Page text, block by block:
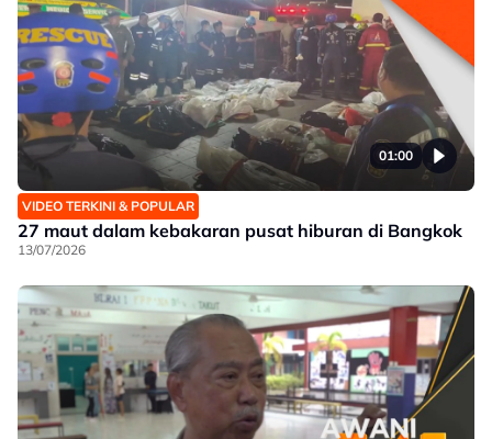
01:00
VIDEO TERKINI & POPULAR
27 maut dalam kebakaran pusat hiburan di Bangkok
13/07/2026